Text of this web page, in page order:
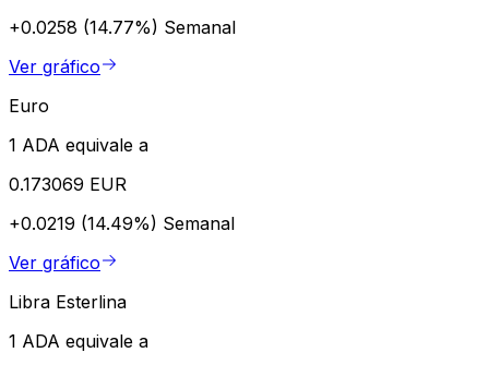
+0.0258 (14.77%) Semanal
Ver gráfico
Euro
1 ADA equivale a
0.173069 EUR
+0.0219 (14.49%) Semanal
Ver gráfico
Libra Esterlina
1 ADA equivale a